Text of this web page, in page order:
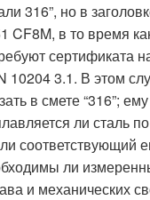
316”, но в
CF8M, в то время
сертификата
10204 3.1. В этом
в смете “316”;
ли сталь
соответствующий
ли
и механических